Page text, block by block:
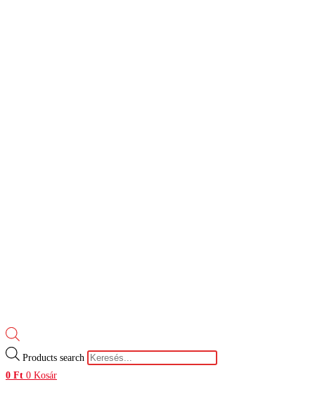
Products search
0 Ft 0 Kosár